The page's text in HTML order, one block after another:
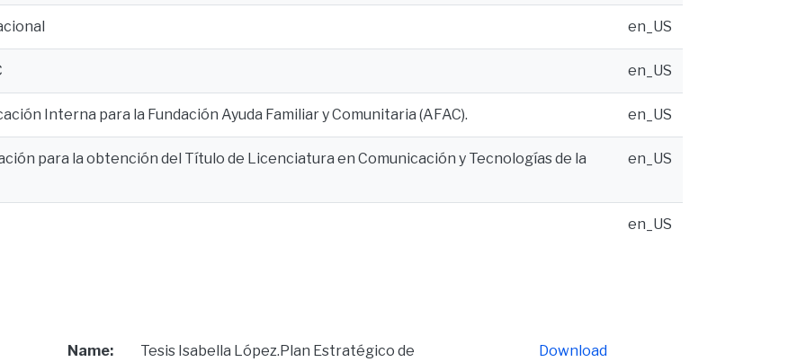
en_US
en_US
Interna para la Fundación Ayuda Familiar y Comunitaria (AFAC). en_US
para la obtención del Título de Licenciatura en Comunicación y Tecnologías de la
en_US
en_US
Name:
Tesis Isabella López.Plan Estratégico de
Download